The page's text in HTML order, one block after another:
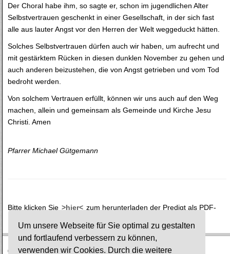
Um unsere Webseite für Sie optimal zu gestalten
und fortlaufend verbessern zu können,
verwenden wir Cookies. Durch die weitere
Der Choral habe ihm, so sagte er, schon im jugendlichen Alter
Selbstvertrauen geschenkt in einer Gesellschaft, in der sich fast
alle aus lauter Angst vor den Herren der Welt weggeduckt hätten.
Solches Selbstvertrauen dürfen auch wir haben, um aufrecht und
mit gestärktem Rücken in diesen dunklen November zu gehen und
auch anderen beizustehen, die von Angst getrieben und vom Tod
bedroht werden.
Von solchem Vertrauen erfüllt, können wir uns auch auf den Weg
machen, allein und gemeinsam als Gemeinde und Kirche Jesu
Christi. Amen
Pfarrer Michael Gütgemann
Bitte klicken Sie >hier< zum herunterladen der Predigt als PDF-
© Ev. Gesamtkirchengemeinde Lauterbach-Wartenberg